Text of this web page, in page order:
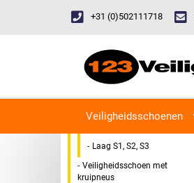
+31 (0)502111718
Veiligheidsschoenen
Categorieen
Veiligheidsschoen Hoog &
Laag
Laag S1, S2, S3
Veiligheidsschoen met
kruipneus